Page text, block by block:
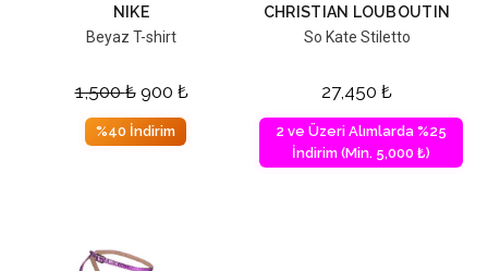
NIKE
Beyaz T-shirt
1,500₺ 900 ₺
%40 İndirim
CHRISTIAN LOUBOUTIN
So Kate Stiletto
27,450 ₺
2 ve Üzeri Alımlarda %25
İndirim (Min. 5,000 ₺)